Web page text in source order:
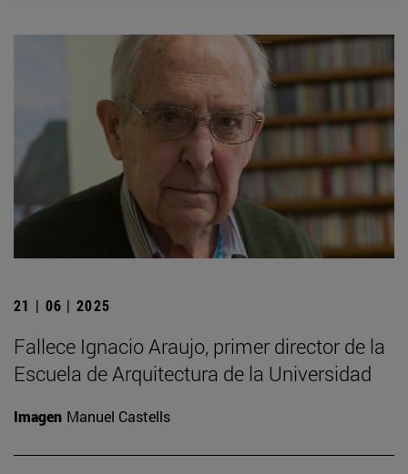
21 | 06 | 2025
Fallece Ignacio Araujo, primer director de la
Escuela de Arquitectura de la Universidad
Imagen Manuel Castells